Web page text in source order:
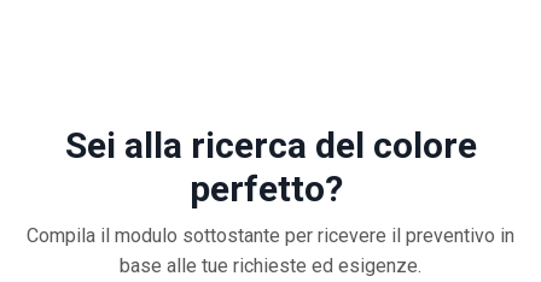
Sei alla ricerca del colore
perfetto?
Compila il modulo sottostante per ricevere il preventivo in
base alle tue richieste ed esigenze.